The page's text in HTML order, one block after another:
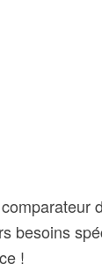
besoins
!